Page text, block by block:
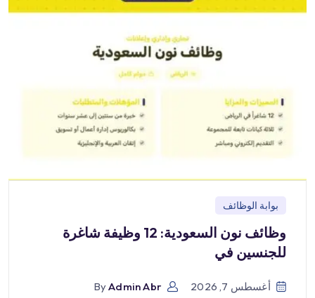
بوابة الوظائف
وظائف نون السعودية: 12 وظيفة شاغرة
للجنسين في
أغسطس 7, 2026 ByAdmin Abr